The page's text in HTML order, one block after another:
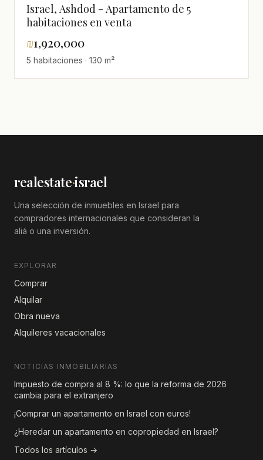
Israel, Ashdod - Apartamento de 5
habitaciones en venta
₪1,920,000
5 habitaciones · 130 m²
realestate·israel
Una selección de inmuebles en Israel para
compradores internacionales que consideran la
aliá o una inversión.
EXPLORAR
Comprar
Alquilar
Obra nueva
Alquileres vacacionales
NOTICIAS INMOBILIARIAS
Impuesto de compra al 8 %: lo que la reforma de 2026
cambia para el extranjero
¡Comprar un apartamento en Israel con euros!
¿Heredar un apartamento en copropiedad en Israel?
Todos los artículos →